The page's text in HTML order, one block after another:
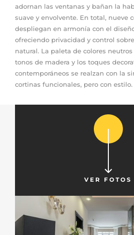
adornan las ventanas y bañan la
suave y envolvente. En total, nueve
despliegan en armonía con el
ofreciendo privacidad y control
natural. La paleta de colores
tonos de madera y los toques
contemporáneos se realzan con la
cortinas funcionales, pero con estilo.
VER FOTOS